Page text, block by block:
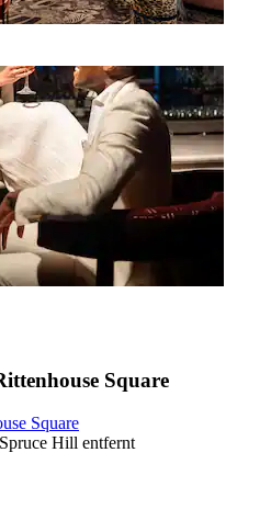
Square
Square
Hill entfernt